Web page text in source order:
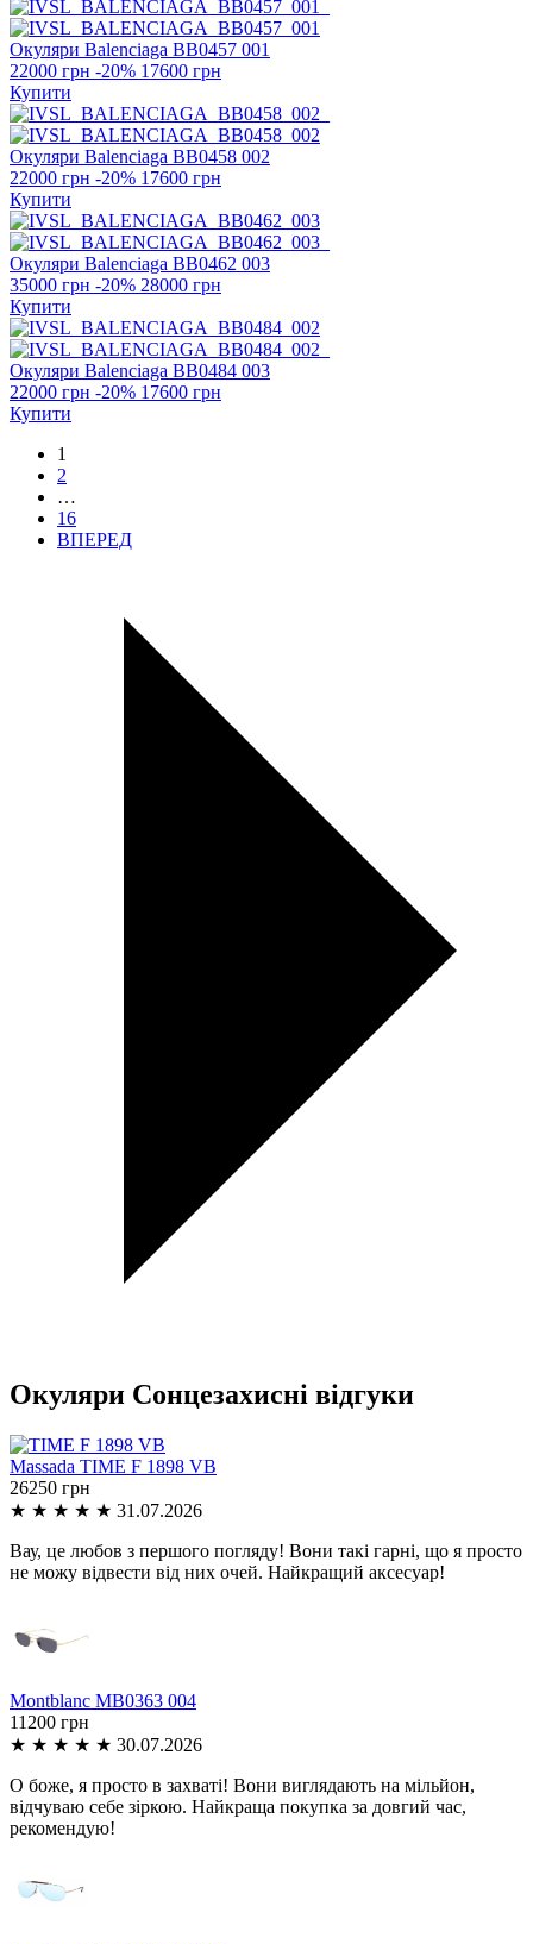
Окуляри Balenciaga BB0457 001
22000 грн -20% 17600 грн
Купити
Окуляри Balenciaga BB0458 002
22000 грн -20% 17600 грн
Купити
Окуляри Balenciaga BB0462 003
35000 грн -20% 28000 грн
Купити
Окуляри Balenciaga BB0484 003
22000 грн -20% 17600 грн
Купити
1
2
…
16
ВПЕРЕД
Окуляри Сонцезахисні відгуки
Massada TIME F 1898 VB
26250 грн
★ ★ ★ ★ ★ 31.07.2026
Вау, це любов з першого погляду! Вони такі гарні, що я просто
не можу відвести від них очей. Найкращий аксесуар!
Montblanc MB0363 004
11200 грн
★ ★ ★ ★ ★ 30.07.2026
О боже, я просто в захваті! Вони виглядають на мільйон,
відчуваю себе зіркою. Найкраща покупка за довгий час,
рекомендую!